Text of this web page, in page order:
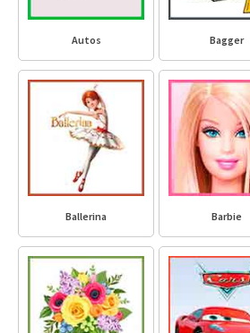
Autos Bagger
Ballerina Barbie